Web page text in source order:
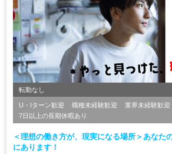
転勤なし
U・Iターン歓迎 職種未経験歓迎 業界未経験歓迎
7日以上の長期休暇あり
＜理想の働き方が、現実になる場所＞あなた
にあります！